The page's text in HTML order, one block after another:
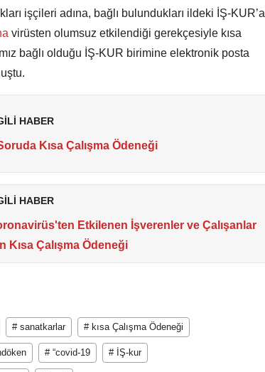
işçileri adına, bağlı bulundukları ildeki İŞ-KUR’a
virüsten olumsuz etkilendiği gerekçesiyle kısa
bağlı olduğu İŞ-KUR birimine elektronik posta
HABER
Kısa Çalışma Ödeneği
HABER
Etkilenen İşverenler ve Çalışanlar
Kısa Çalışma Ödeneği
# sanatkarlar # kısa Çalışma Ödeneği
# “covid-19 # İŞ-kur